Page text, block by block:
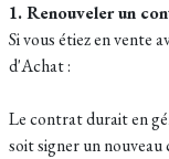
1. Renouveler un
Si vous étiez en vente
d'Achat :
Le contrat durait en
soit signer un